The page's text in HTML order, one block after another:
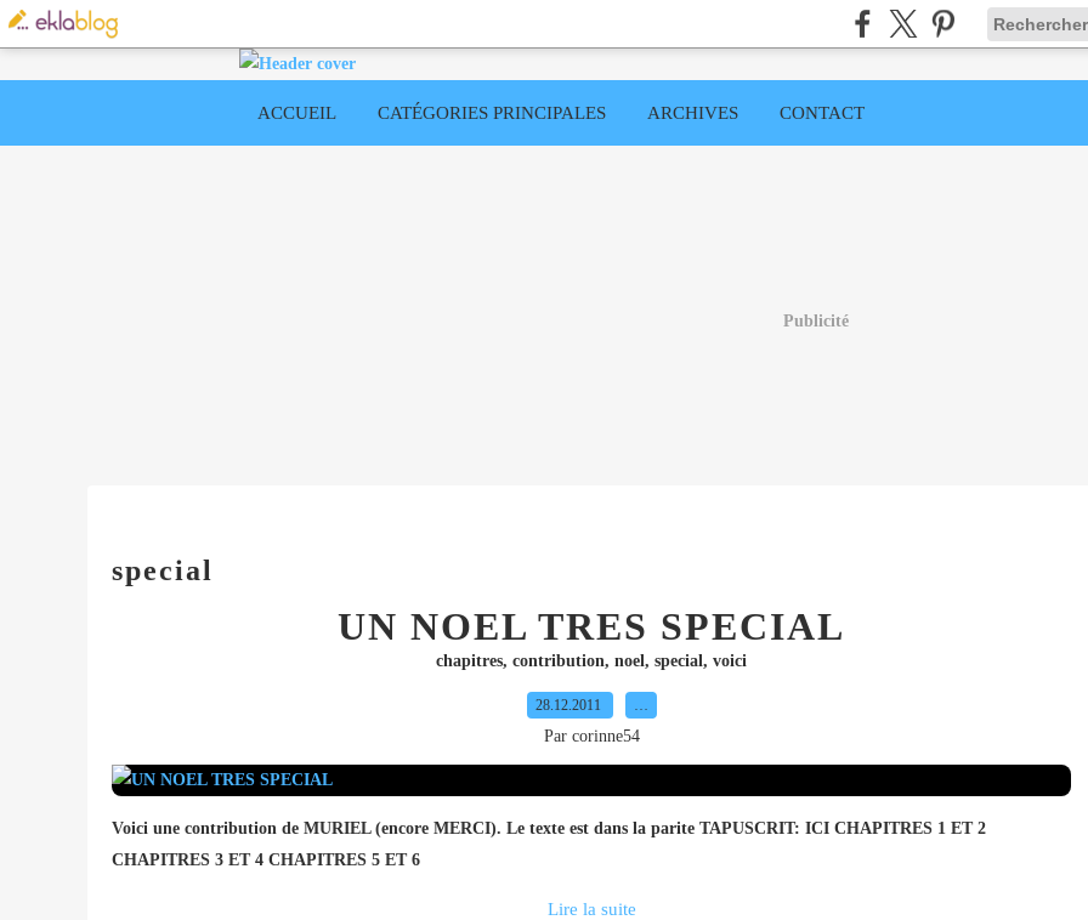
ACCUEIL CATÉGORIES PRINCIPALES ARCHIVES CONTACT
Publicité
special
UN NOEL TRES SPECIAL
chapitres, contribution, noel, special, voici
28.12.2011 …
Par corinne54
Voici une contribution de MURIEL (encore MERCI). Le texte est dans la parite TAPUSCRIT: ICI CHAPITRES 1 ET 2
CHAPITRES 3 ET 4 CHAPITRES 5 ET 6
Lire la suite